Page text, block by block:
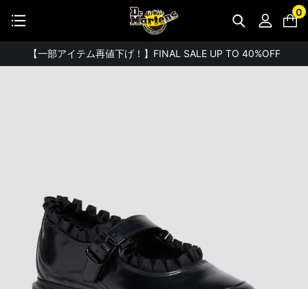
0
【一部アイテム再値下げ！】FINAL SALE UP TO 40%OFF
お友達にポイントをプレゼントできる機能が新登場！
会員特典に2000円・3000円OFFが新登場！
ドクターマーチン製品のコピー品にご注意ください。
ドクターマーチン公式アプリをダウンロード！